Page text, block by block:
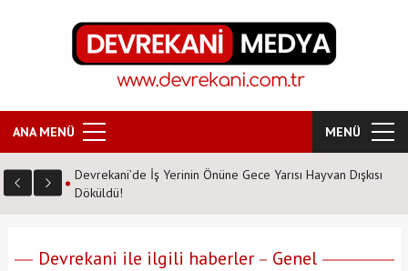
ANA MENÜ MENÜ
Devrekani’de İş Yerinin Önüne Gece Yarısı Hayvan Dışkısı
Döküldü!
Devrekani ile ilgili haberler Genel